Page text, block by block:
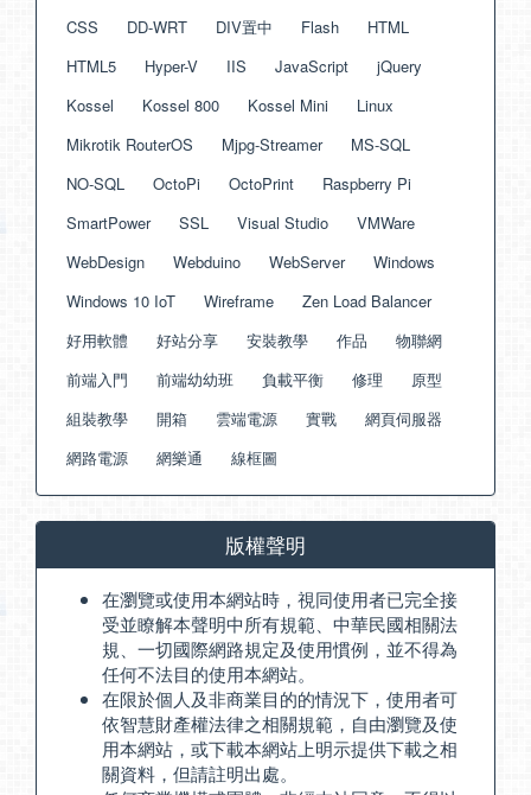
CSS
DD-WRT DIV置中 Flash
HTML
HTML5
Hyper-V IIS JavaScript
jQuery
Kossel
Kossel 800 Kossel Mini
Linux
Mikrotik RouterOS
Mjpg-Streamer
MS-SQL
NO-SQL
OctoPi OctoPrint
Raspberry Pi
SmartPower
SSL Visual Studio
VMWare
WebDesign
Webduino WebServer
Windows
Windows 10 IoT
Wireframe
Zen Load Balancer
好用軟體
好站分享 安裝教學 作品
物聯網
前端入門
前端幼幼班 負載平衡 修理
原型
組裝教學
開箱 雲端電源 實戰
網頁伺服器
網路電源
網樂通 線框圖
版權聲明
在瀏覽或使用本網站時，視同使用者已完全接
受並瞭解本聲明中所有規範、中華民國相關法
規、一切國際網路規定及使用慣例，並不得為
任何不法目的使用本網站。
在限於個人及非商業目的的情況下，使用者可
依智慧財產權法律之相關規範，自由瀏覽及使
用本網站，或下載本網站上明示提供下載之相
關資料，但請註明出處。